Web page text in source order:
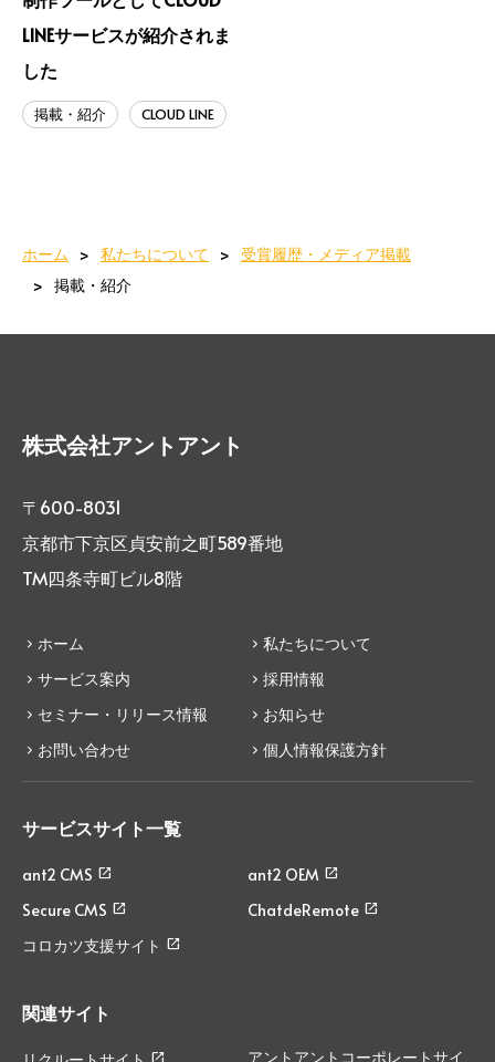
LINEサービスが紹介されま
した
掲載・紹介 CLOUD LINE
ホーム 私たちについて
受賞履歴・メディア掲載
掲載・紹介
株式会社アントアント
〒600-8031
京都市下京区貞安前之町589番地
TM四条寺町ビル8階
ホーム
私たちについて
サービス案内
採用情報
セミナー・リリース情報
お知らせ
お問い合わせ
個人情報保護方針
サービスサイト一覧
ant2 CMS
ant2 OEM
Secure CMS
ChatdeRemote
コロカツ支援サイト
関連サイト
アントアントコーポレートサイ